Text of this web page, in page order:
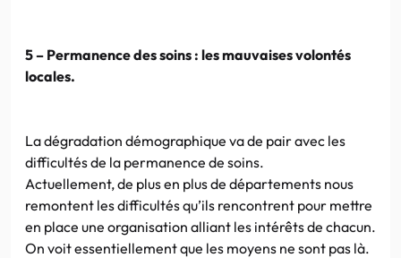
5 – Permanence des soins : les mauvaises volontés
locales.
La dégradation démographique va de pair avec les
difficultés de la permanence de soins.
Actuellement, de plus en plus de départements nous
remontent les difficultés qu’ils rencontrent pour mettre
en place une organisation alliant les intérêts de chacun.
On voit essentiellement que les moyens ne sont pas là.